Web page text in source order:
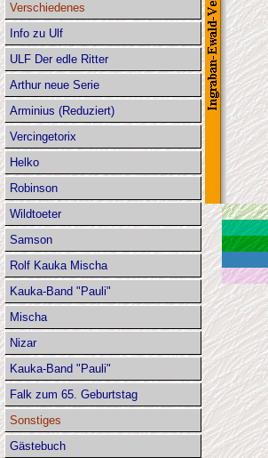
Verschiedenes
Info zu Ulf
ULF Der edle Ritter
Arthur neue Serie
Arminius (Reduziert)
Vercingetorix
Helko
Robinson
Wildtoeter
Samson
Rolf Kauka Mischa
Kauka-Band "Pauli"
Mischa
Nizar
Kauka-Band "Pauli"
Falk zum 65. Geburtstag
Sonstiges
Gästebuch